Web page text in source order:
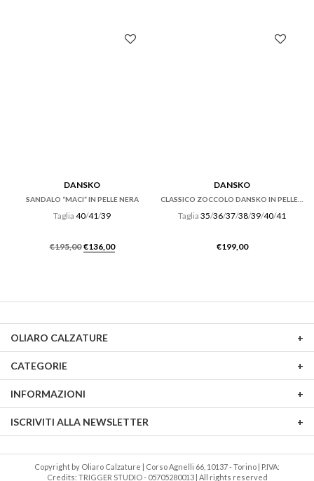
DANSKO
SANDALO “MACI” IN PELLE NERA
Taglia 40/41/39
€195,00 Il
€195,00.
€136,00Il
€136,00.
DANSKO
Taglia 35/36/37/38/39/40/41
€199,00
OLIARO CALZATURE
CATEGORIE
INFORMAZIONI
ISCRIVITI ALLA NEWSLETTER
Copyright by Oliaro Calzature | Corso Agnelli 66, 10137 - Torino | P.IVA:
05705280013 | All rights reserved -
Credits: TRIGGER STUDIO